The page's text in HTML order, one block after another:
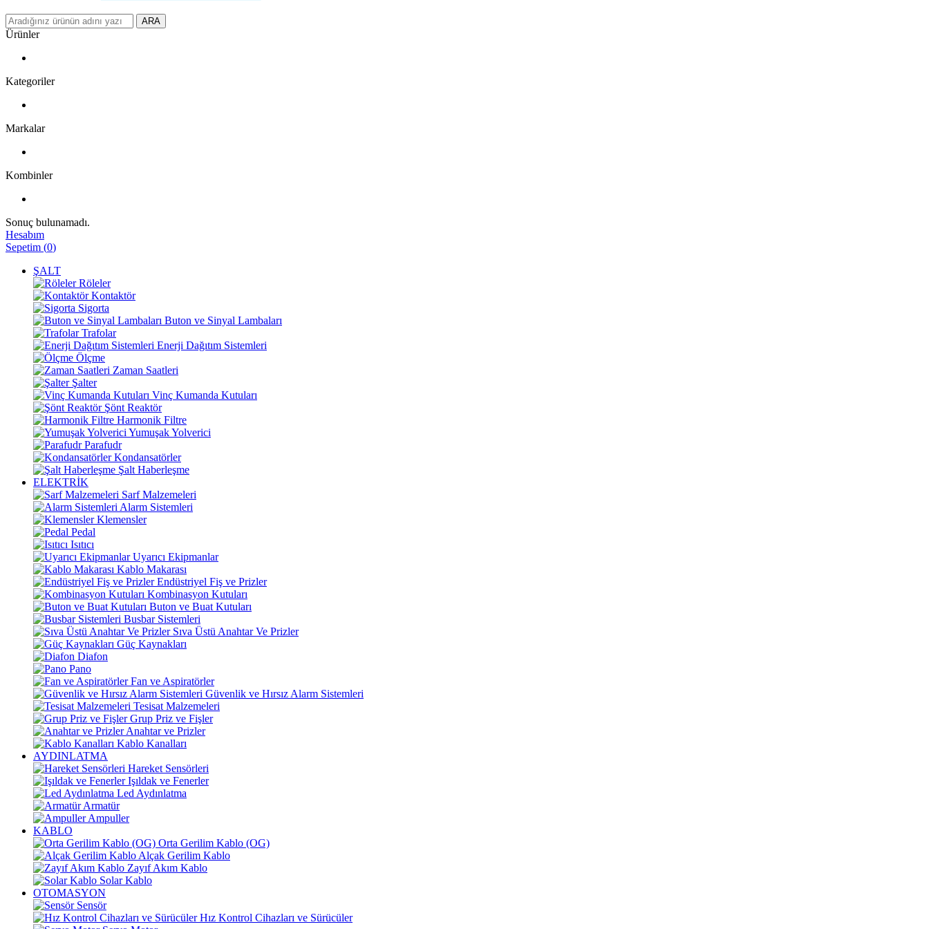
ARA
Ürünler
Kategoriler
Markalar
Kombinler
Sonuç bulunamadı.
Hesabım
Sepetim (0)
ŞALT
Röleler
Kontaktör
Sigorta
Buton ve Sinyal Lambaları
Trafolar
Enerji Dağıtım Sistemleri
Ölçme
Zaman Saatleri
Şalter
Vinç Kumanda Kutuları
Şönt Reaktör
Harmonik Filtre
Yumuşak Yolverici
Parafudr
Kondansatörler
Şalt Haberleşme
ELEKTRİK
Sarf Malzemeleri
Alarm Sistemleri
Klemensler
Pedal
Isıtıcı
Uyarıcı Ekipmanlar
Kablo Makarası
Endüstriyel Fiş ve Prizler
Kombinasyon Kutuları
Buton ve Buat Kutuları
Busbar Sistemleri
Sıva Üstü Anahtar Ve Prizler
Güç Kaynakları
Diafon
Pano
Fan ve Aspiratörler
Güvenlik ve Hırsız Alarm Sistemleri
Tesisat Malzemeleri
Grup Priz ve Fişler
Anahtar ve Prizler
Kablo Kanalları
AYDINLATMA
Hareket Sensörleri
Işıldak ve Fenerler
Led Aydınlatma
Armatür
Ampuller
KABLO
Orta Gerilim Kablo (OG)
Alçak Gerilim Kablo
Zayıf Akım Kablo
Solar Kablo
OTOMASYON
Sensör
Hız Kontrol Cihazları ve Sürücüler